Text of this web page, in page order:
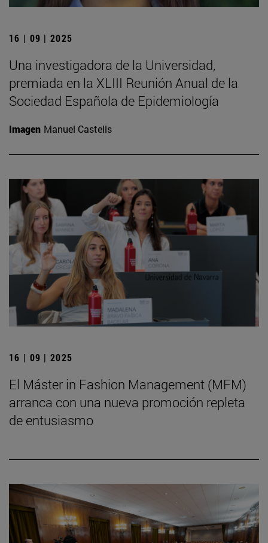
16 | 09 | 2025
Una investigadora de la Universidad,
premiada en la XLIII Reunión Anual de la
Sociedad Española de Epidemiología
Imagen Manuel Castells
16 | 09 | 2025
El Máster in Fashion Management (MFM)
arranca con una nueva promoción repleta
de entusiasmo